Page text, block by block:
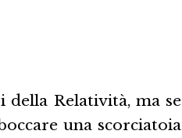
Relatività, ma se
una scorciatoia